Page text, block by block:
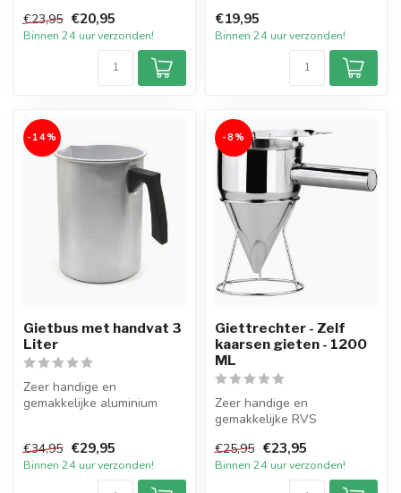
inhoud van ca. 600...
€23,95 €20,95
Binnen 24 uur verzonden!
€19,95
Binnen 24 uur verzonden!
-14%
Gietbus met handvat 3
Liter
Zeer handige en
gemakkelijke aluminium
€34,95 €29,95
Binnen 24 uur verzonden!
-8%
Giettrechter - Zelf
kaarsen gieten - 1200
ML
Zeer handige en
gemakkelijke RVS
van ca. 1200 ML met...
€25,95 €23,95
Binnen 24 uur verzonden!